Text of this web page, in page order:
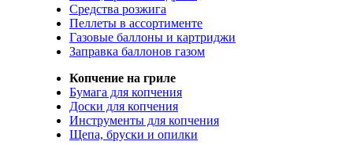
Средства розжига
Пеллеты в ассортименте
Газовые баллоны и картриджи
Заправка баллонов газом
Копчение на гриле
Бумага для копчения
Доски для копчения
Инструменты для копчения
Щепа, бруски и опилки